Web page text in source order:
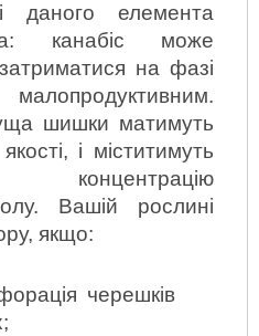
даного елемента
канабіс може
на фазі
шишки матимуть
і міститимуть
Вашій рослині
якщо:
черешків